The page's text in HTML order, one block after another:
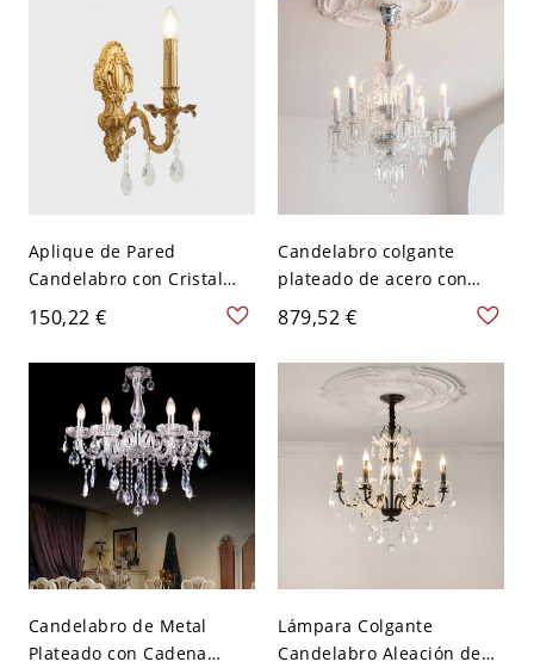
LED/Incandescente/Fluore
scente para Uso
Residencial, 1, 110V-120V,
Aplique de Pared
Candelabro con Cristal
Transparente Metálico
Cableado de Aleación
para Uso Residencial
LED/Incandescente/Fluore
scente, 110V-120V, Vela,
Arriba
150,22 €
Candelabro colgante
plateado de acero con
cadena ajustable, 6, 110V-
120V, vela
879,52 €
Candelabro de Metal
Plateado con Cadena
Lámpara Colgante
Candelabro Aleación de